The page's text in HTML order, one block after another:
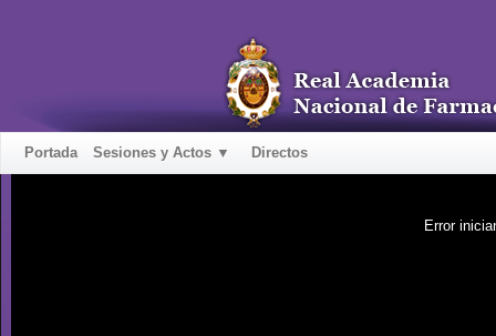
Portada Sesiones y Actos ▼ Directos
Error